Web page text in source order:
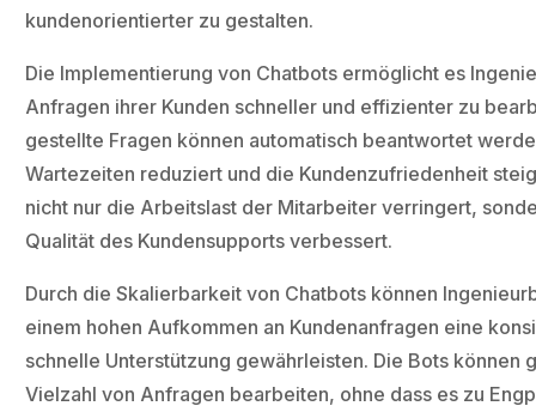
kundenorientierter zu gestalten.
Die Implementierung von Chatbots ermöglicht es
Anfragen ihrer Kunden schneller und effizienter zu
gestellte Fragen können automatisch beantwortet
Wartezeiten reduziert und die Kundenzufriedenheit
nicht nur die Arbeitslast der Mitarbeiter verringert,
Qualität des Kundensupports verbessert.
Durch die Skalierbarkeit von Chatbots können
einem hohen Aufkommen an Kundenanfragen eine
schnelle Unterstützung gewährleisten. Die Bots können
Vielzahl von Anfragen bearbeiten, ohne dass es zu